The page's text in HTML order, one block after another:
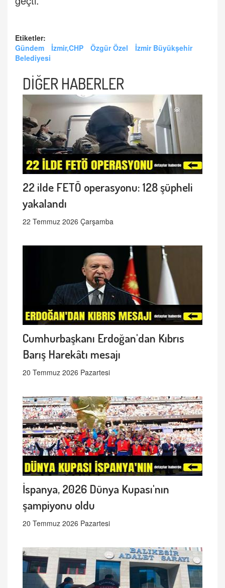
Etiketler:
Gündem
İzmir,CHP Özgür Özel
İzmir Büyükşehir
Belediyesi
DİĞER HABERLER
22 ilde FETÖ operasyonu: 128 şüpheli
yakalandı
22 Temmuz 2026 Çarşamba
Cumhurbaşkanı Erdoğan'dan Kıbrıs
Barış Harekâtı mesajı
20 Temmuz 2026 Pazartesi
İspanya, 2026 Dünya Kupası'nın
şampiyonu oldu
20 Temmuz 2026 Pazartesi